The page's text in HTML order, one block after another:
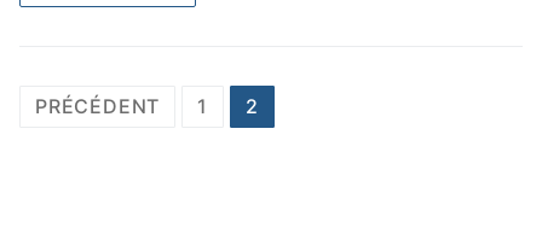
Pagination
PRÉCÉDENT 1 2